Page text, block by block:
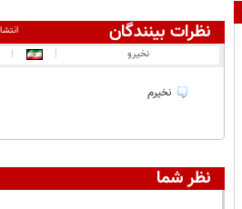
نظرات بینندگان
نخیرو |
|
نخیرم
نظر شما